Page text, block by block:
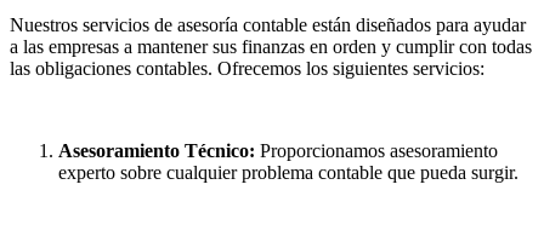
Nuestros servicios de asesoría contable están diseñados para ayudar
a las empresas a mantener sus finanzas en orden y cumplir con todas
las obligaciones contables. Ofrecemos los siguientes servicios:
Asesoramiento Técnico: Proporcionamos asesoramiento
experto sobre cualquier problema contable que pueda surgir.